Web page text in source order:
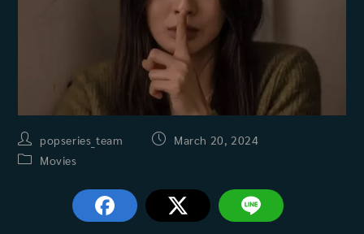
Post
author:
popseries_team
PostMarch 20, 2024
PostMovies